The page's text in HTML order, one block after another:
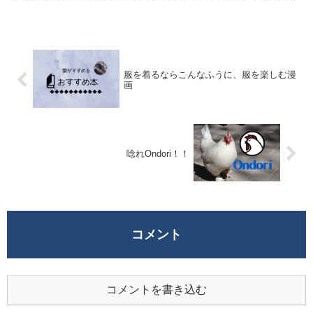
服を着るならこんなふうに、服を楽しむ漫
画
唸れOndori！！
コメント
コメントを書き込む